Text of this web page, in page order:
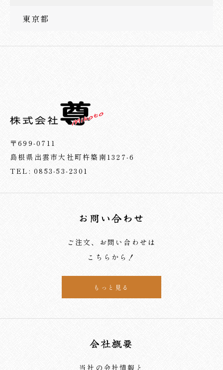
東京都
〒699-0711
島根県出雲市大社町杵築南1327-6
TEL: 0853-53-2301
お問い合わせ
ご注文、お問い合わせは
こちらから！
もっと見る
会社概要
当社の会社情報と